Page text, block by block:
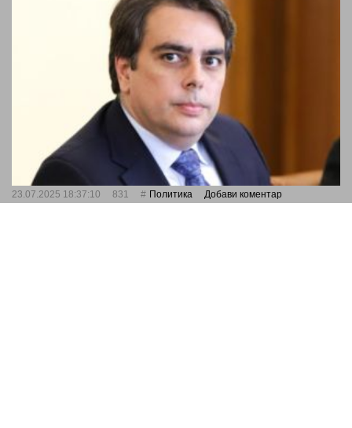
23.07.2025 18:37:10 831 Политика Добави коментар